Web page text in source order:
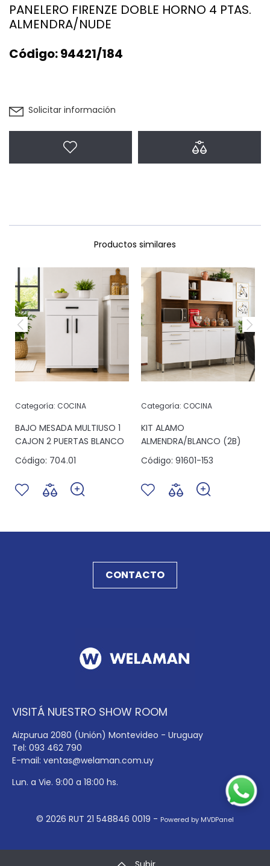
PANELERO FIRENZE DOBLE HORNO 4 PTAS.
ALMENDRA/NUDE
Código:94421/184
Solicitar información
Productos similares
Categoría: COCINA
BAJO MESADA MULTIUSO 1
CAJON 2 PUERTAS BLANCO
Código: 704.01
Categoría: COCINA
KIT ALAMO
ALMENDRA/BLANCO (2B)
Código: 91601-153
CONTACTO
VISITÁ NUESTRO SHOW ROOM
Aizpurua 2080 (Unión) Montevideo - Uruguay
Tel: 093 462 790
E-mail: ventas@welaman.com.uy
Lun. a Vie. 9:00 a 18:00 hs.
© 2026 RUT 21 548846 0019 - Powered by MVDPanel